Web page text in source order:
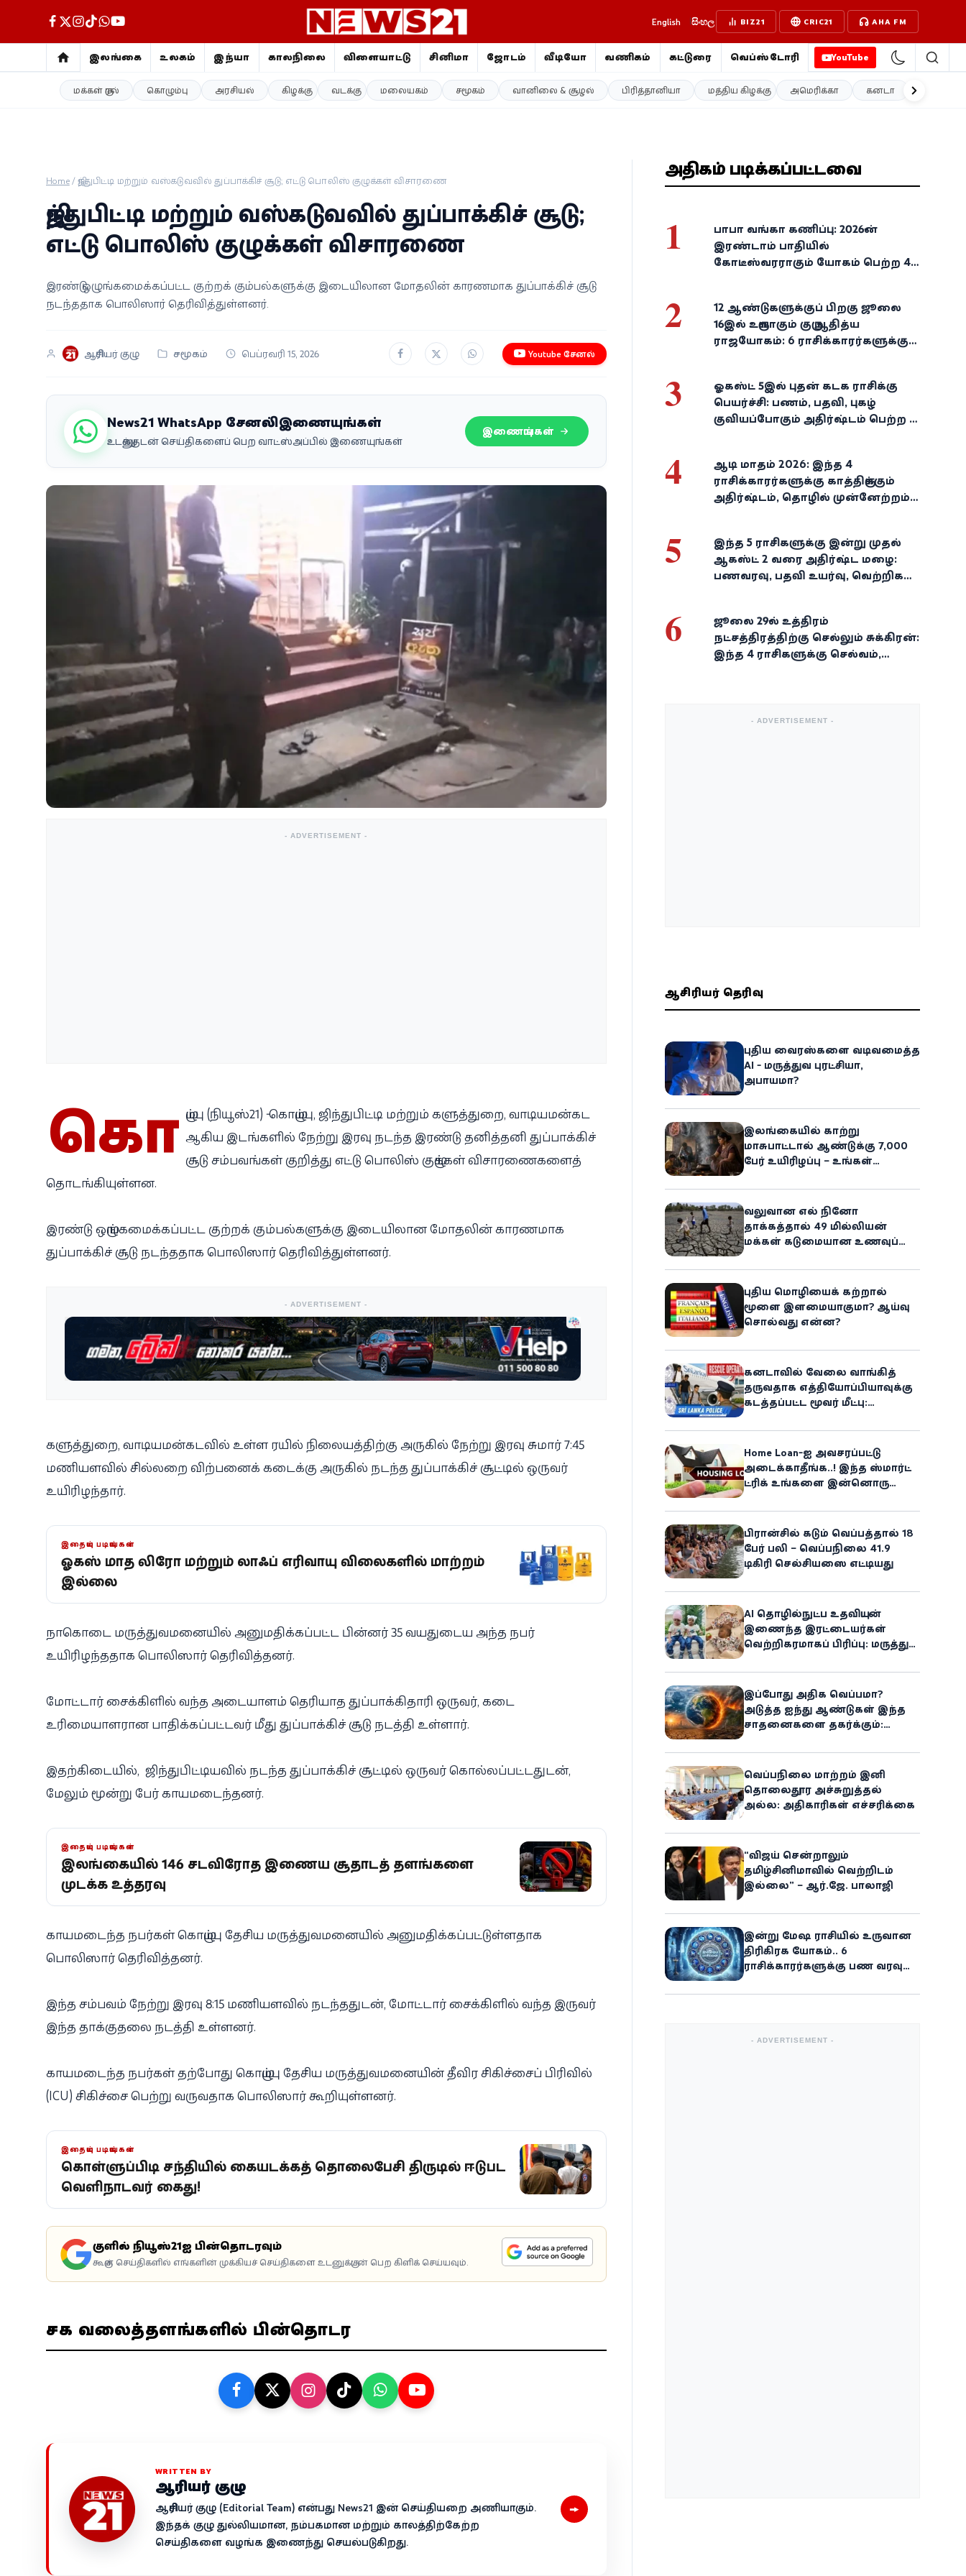
English සිංහල BIZ21 CRIC21 AHA FM
இலங்கை உலகம் இந்தியா காலநிலை விளையாட்டு சினிமா ஜோதிடம் வீடியோ வணிகம் கட்டுரை வெப்ஸ்டோரி YouTube
மக்கள் குரல் கொழும்பு அரசியல் கிழக்கு வடக்கு மலையகம் சமூகம் வானிலை & சூழல் பிரித்தானியா மத்திய கிழக்கு அமெரிக்கா கனடா
இலங்கை
விளையாட்டு
ஜோதிடம்
வெப்ஸ்டோரி
Home/ஜிந்துபிட்டி மற்றும் வஸ்கடுவவில் துப்பாக்கிச் சூடு; எட்டு பொலிஸ் குழுக்கள் விசாரணை
ஜிந்துபிட்டி மற்றும் வஸ்கடுவவில் துப்பாக்கிச் சூடு;
எட்டு பொலிஸ் குழுக்கள் விசாரணை
இரண்டு ஒழுங்கமைக்கப்பட்ட குற்றக் கும்பல்களுக்கு இடையிலான மோதலின் காரணமாக துப்பாக்கிச் சூடு
நடந்ததாக பொலிஸார் தெரிவித்துள்ளனர்.
ஆசிரியர் குழு சமூகம் பெப்ரவரி 15, 2026 Youtube சேனல்
News21 WhatsApp சேனலில் இணையுங்கள்
உடனுக்குடன் செய்திகளைப் பெற வாட்ஸ்அப்பில் இணையுங்கள்
இணையுங்கள்
- ADVERTISEMENT -
கொ ழும்பு (நியூஸ்21) - கொழும்பு, ஜிந்துபிட்டி மற்றும் களுத்துறை, வாடியமன்கட
ஆகிய இடங்களில் நேற்று இரவு நடந்த இரண்டு தனித்தனி துப்பாக்கிச்
சூடு சம்பவங்கள் குறித்து எட்டு பொலிஸ் குழுக்கள் விசாரணைகளைத்
தொடங்கியுள்ளன.
இரண்டு ஒழுங்கமைக்கப்பட்ட குற்றக் கும்பல்களுக்கு இடையிலான மோதலின் காரணமாக
துப்பாக்கிச் சூடு நடந்ததாக பொலிஸார் தெரிவித்துள்ளனர்.
- ADVERTISEMENT -
களுத்துறை, வாடியமன்கடவில் உள்ள ரயில் நிலையத்திற்கு அருகில் நேற்று இரவு சுமார் 7:45
மணியளவில் சில்லறை விற்பனைக் கடைக்கு அருகில் நடந்த துப்பாக்கிச் சூட்டில் ஒருவர்
உயிரிழந்தார்.
இதையும் படியுங்கள்
ஓகஸ்ட் மாத லிட்ரோ மற்றும் லாஃப் எரிவாயு விலைகளில் மாற்றம்
இல்லை
நாகொடை மருத்துவமனையில் அனுமதிக்கப்பட்ட பின்னர் 35 வயதுடைய அந்த நபர்
உயிரிழந்ததாக பொலிஸார் தெரிவித்தனர்.
மோட்டார் சைக்கிளில் வந்த அடையாளம் தெரியாத துப்பாக்கிதாரி ஒருவர், கடை
உரிமையாளரான பாதிக்கப்பட்டவர் மீது துப்பாக்கிச் சூடு நடத்தி உள்ளார்.
இதற்கிடையில், ஜிந்துபிட்டியவில் நடந்த துப்பாக்கிச் சூட்டில் ஒருவர் கொல்லப்பட்டதுடன்,
மேலும் மூன்று பேர் காயமடைந்தனர்.
இதையும் படியுங்கள்
இலங்கையில் 146 சட்டவிரோத இணைய சூதாட்டத் தளங்களை
முடக்க உத்தரவு
காயமடைந்த நபர்கள் கொழும்பு தேசிய மருத்துவமனையில் அனுமதிக்கப்பட்டுள்ளதாக
பொலிஸார் தெரிவித்தனர்.
இந்த சம்பவம் நேற்று இரவு 8:15 மணியளவில் நடந்ததுடன், மோட்டார் சைக்கிளில் வந்த இருவர்
இந்த தாக்குதலை நடத்தி உள்ளனர்.
காயமடைந்த நபர்கள் தற்போது கொழும்பு தேசிய மருத்துவமனையின் தீவிர சிகிச்சைப் பிரிவில்
(ICU) சிகிச்சை பெற்று வருவதாக பொலிஸார் கூறியுள்ளனர்.
இதையும் படியுங்கள்
கொள்ளுப்பிட்டி சந்தியில் கையடக்கத் தொலைபேசி திருட்டில் ஈடுபட்ட
வெளிநாட்டவர் கைது!
கூகுளில் நியூஸ்21ஐ பின்தொடரவும்
கூகுள் செய்திகளில் எங்களின் முக்கியச் செய்திகளை உடனுக்குடன் பெற கிளிக் செய்யவும்.
சமூக வலைத்தளங்களில் பின்தொடர
WRITTEN BY
ஆசிரியர் குழு
ஆசிரியர் குழு (Editorial Team) என்பது News21 இன் செய்தியறை அணியாகும்.
இந்தக் குழு துல்லியமான, நம்பகமான மற்றும் காலத்திற்கேற்ற
செய்திகளை வழங்க இணைந்து செயல்படுகிறது.
→
அதிகம் படிக்கப்பட்டவை
1
பாபா வங்கா கணிப்பு: 2026-ன்
இரண்டாம் பாதியில்
கோடீஸ்வரராகும் யோகம் பெற்ற 4
2
12 ஆண்டுகளுக்குப் பிறகு ஜூலை
16இல் உருவாகும் குரு ஆதித்ய
ராஜயோகம்: 6 ராசிக்காரர்களுக்கு
3
ஓகஸ்ட் 5இல் புதன் கடக ராசிக்கு
பெயர்ச்சி: பணம், பதவி, புகழ்
குவியப்போகும் அதிர்ஷ்டம் பெற்ற 3
4
ஆடி மாதம் 2026: இந்த 4
ராசிக்காரர்களுக்கு காத்திருக்கும்
அதிர்ஷ்டம், தொழில் முன்னேற்றம்,
5
இந்த 5 ராசிகளுக்கு இன்று முதல்
ஆகஸ்ட் 2 வரை அதிர்ஷ்ட மழை:
பணவரவு, பதவி உயர்வு, வெற்றிகள்
6
ஜூலை 29-ல் உத்திரம்
நட்சத்திரத்திற்கு செல்லும் சுக்கிரன்:
இந்த 4 ராசிகளுக்கு செல்வம்,
- ADVERTISEMENT -
ஆசிரியர் தெரிவு
புதிய வைரஸ்களை வடிவமைத்த
AI - மருத்துவ புரட்சியா,
அபாயமா?
இலங்கையில் காற்று
மாசுபாட்டால் ஆண்டுக்கு 7,000
பேர் உயிரிழப்பு – உங்கள்
ஆபத்து!
வலுவான எல் நினோ
தாக்கத்தால் 49 மில்லியன்
மக்கள் கடுமையான உணவுப்
அபாயம் - உலக உணவுத் திட்டம்
எச்சரிக்கை!
புதிய மொழியைக் கற்றால்
மூளை இளமையாகுமா? ஆய்வு
சொல்வது என்ன?
கனடாவில் வேலை வாங்கித்
தருவதாக எத்தியோப்பியாவுக்கு
கடத்தப்பட்ட மூவர் மீட்பு:
Home Loan-ஐ அவசரப்பட்டு
அடைக்காதீங்க..! இந்த ஸ்மார்ட்
ட்ரிக் உங்களை இன்னொரு
உரிமையாளராக்கலாம்!
பிரான்சில் கடும் வெப்பத்தால் 18
பேர் பலி – வெப்பநிலை 41.9
டிகிரி செல்சியஸை எட்டியது
AI தொழில்நுட்ப உதவியுடன்
இணைந்த இரட்டையர்கள்
வெற்றிகரமாகப் பிரிப்பு: மருத்துவ
இப்போது அதிக வெப்பமா?
அடுத்த ஐந்து ஆண்டுகள் இந்த
சாதனைகளை தகர்க்கும்:
எச்சரிக்கை
வெப்பநிலை மாற்றம் இனி
தொலைதூர அச்சுறுத்தல்
அல்ல: அதிகாரிகள் எச்சரிக்கை
“விஜய் சென்றாலும்
தமிழ்சினிமாவில் வெற்றிடம்
இல்லை” – ஆர்.ஜே. பாலாஜி
இன்று மேஷ ராசியில் உருவான
திரிகிரக யோகம்.. 6
ராசிக்காரர்களுக்கு பண வரவு
- ADVERTISEMENT -